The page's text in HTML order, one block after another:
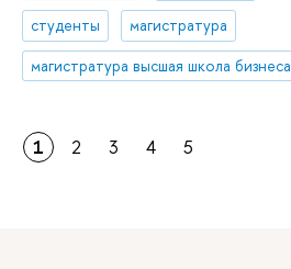
студенты
магистратура
магистратура высшая школа бизнеса
1 2 3 4 5